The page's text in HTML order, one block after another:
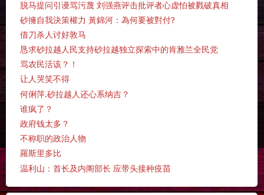
脱马提问引谩骂污蔑 刘强燕评击批评者心虚怕被戮破真相
砂擁自我決策權力 黃錦河：為何要被對付?
借刀杀人讨好敦马
恳求砂拉越人民支持砂拉越独立探索中的肯雅兰全民党
骂农民活该？！
让人哭笑不得
何俐萍.砂拉越人还心系纳吉？
谁疯了？
政府钱太多？
不称职的政治人物
羅斯里多比
温利山：首长及内阁部长 应带头接种疫苗